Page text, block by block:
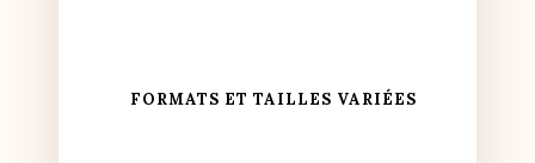
FORMATS ET TAILLES VARIÉES